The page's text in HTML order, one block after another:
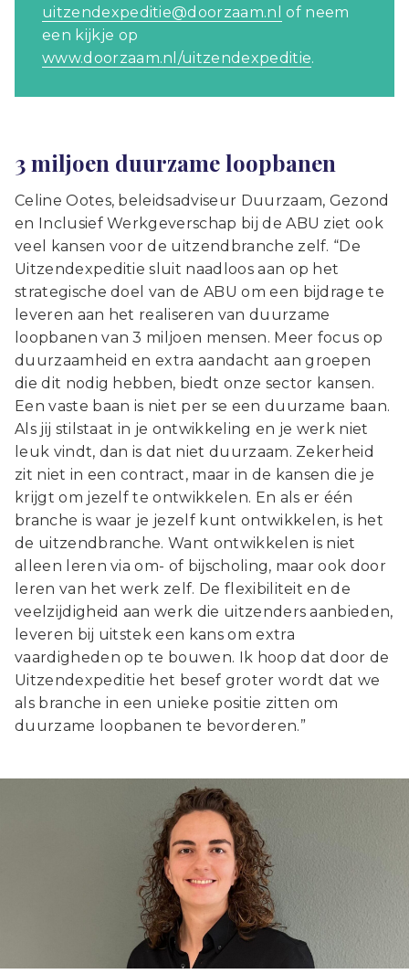
uitzendexpeditie@doorzaam.nl of neem
een kijkje op
www.doorzaam.nl/uitzendexpeditie.
3 miljoen duurzame loopbanen
Celine Ootes, beleidsadviseur Duurzaam, Gezond
en Inclusief Werkgeverschap bij de ABU ziet ook
veel kansen voor de uitzendbranche zelf. “De
Uitzendexpeditie sluit naadloos aan op het
strategische doel van de ABU om een bijdrage te
leveren aan het realiseren van duurzame
loopbanen van 3 miljoen mensen. Meer focus op
duurzaamheid en extra aandacht aan groepen
die dit nodig hebben, biedt onze sector kansen.
Een vaste baan is niet per se een duurzame baan.
Als jij stilstaat in je ontwikkeling en je werk niet
leuk vindt, dan is dat niet duurzaam. Zekerheid
zit niet in een contract, maar in de kansen die je
krijgt om jezelf te ontwikkelen. En als er één
branche is waar je jezelf kunt ontwikkelen, is het
de uitzendbranche. Want ontwikkelen is niet
alleen leren via om- of bijscholing, maar ook door
leren van het werk zelf. De flexibiliteit en de
veelzijdigheid aan werk die uitzenders aanbieden,
leveren bij uitstek een kans om extra
vaardigheden op te bouwen. Ik hoop dat door de
Uitzendexpeditie het besef groter wordt dat we
als branche in een unieke positie zitten om
duurzame loopbanen te bevorderen.”